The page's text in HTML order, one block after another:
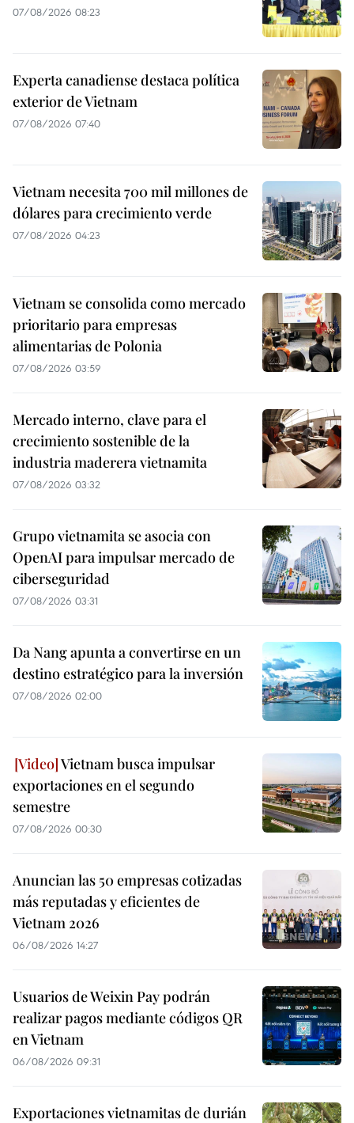
07/08/2026 08:23
Experta canadiense destaca política
exterior de Vietnam
07/08/2026 07:40
Vietnam necesita 700 mil millones de
dólares para crecimiento verde
07/08/2026 04:23
Vietnam se consolida como mercado
prioritario para empresas
alimentarias de Polonia
07/08/2026 03:59
Mercado interno, clave para el
crecimiento sostenible de la
industria maderera vietnamita
07/08/2026 03:32
Grupo vietnamita se asocia con
OpenAI para impulsar mercado de
ciberseguridad
07/08/2026 03:31
Da Nang apunta a convertirse en un
destino estratégico para la inversión
07/08/2026 02:00
Vietnam busca impulsar
exportaciones en el segundo
semestre
07/08/2026 00:30
Anuncian las 50 empresas cotizadas
más reputadas y eficientes de
Vietnam 2026
06/08/2026 14:27
Usuarios de Weixin Pay podrán
realizar pagos mediante códigos QR
en Vietnam
06/08/2026 09:31
Exportaciones vietnamitas de durián